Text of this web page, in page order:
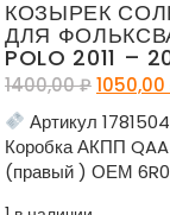
КОЗЫРЕК
ДЛЯ
POLO 2011 –
1400,00₽1050,00
Артикул
Коробка АКПП QAA
(правый ) ОЕМ